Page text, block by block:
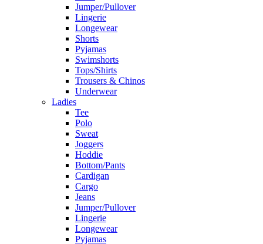
Jumper/Pullover
Lingerie
Longewear
Shorts
Pyjamas
Swimshorts
Tops/Shirts
Trousers & Chinos
Underwear
Ladies
Tee
Polo
Sweat
Joggers
Hoddie
Bottom/Pants
Cardigan
Cargo
Jeans
Jumper/Pullover
Lingerie
Longewear
Pyjamas